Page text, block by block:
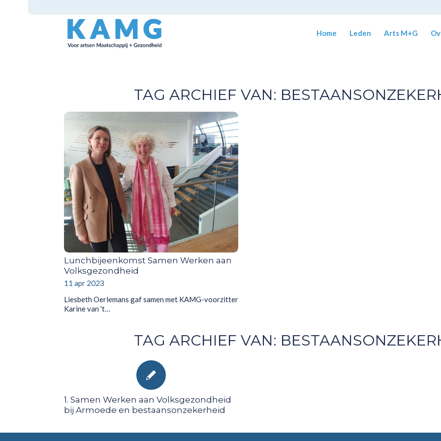
Home Leden Arts M+G
TAG ARCHIEF VAN:
Lunchbijeenkomst Samen Werken aan
Volksgezondheid
11 apr 2023
Liesbeth Oerlemans gaf samen met KAMG-voorzitter
Karine van 't…
TAG ARCHIEF VAN:
1. Samen Werken aan Volksgezondheid
bij Armoede en bestaansonzekerheid